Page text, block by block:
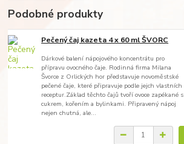
Podobné produkty
Pečený čaj kazeta 4 x 60 ml ŠVORC
Dárkové balení nápojového koncentrátu pro
přípravu ovocného čaje. Rodinná firma Milana
Švorce z Orlických hor představuje novoměstské
pečené čaje, které připravuje podle jejch vlastních
receptur.Základ těchto čajů tvoří ovoce zapékané s
cukrem, kořením a bylinkami. Připravený nápoj
nejen chutná, ale...